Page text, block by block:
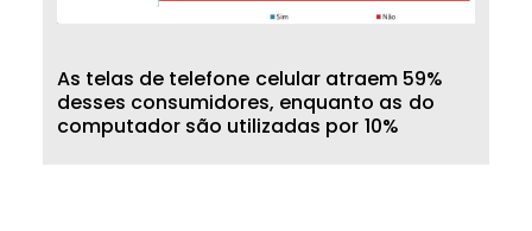
As telas de telefone celular atraem 59%
desses consumidores, enquanto as do
computador são utilizadas por 10%